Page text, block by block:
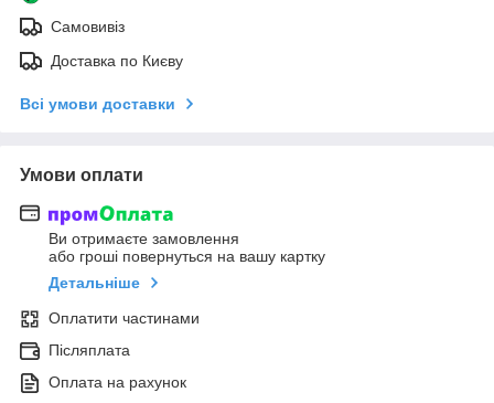
Самовивіз
Доставка по Києву
Всі умови доставки
Умови оплати
Ви отримаєте замовлення
або гроші повернуться на вашу картку
Детальніше
Оплатити частинами
Післяплата
Оплата на рахунок